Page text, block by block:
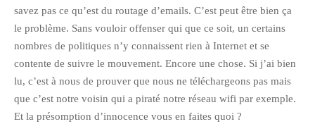
savez pas ce qu’est du routage d’emails. C’est peut être bien ça
le problème. Sans vouloir offenser qui que ce soit, un certains
nombres de politiques n’y connaissent rien à Internet et se
contente de suivre le mouvement. Encore une chose. Si j’ai bien
lu, c’est à nous de prouver que nous ne téléchargeons pas mais
que c’est notre voisin qui a piraté notre réseau wifi par exemple.
Et la présomption d’innocence vous en faites quoi ?